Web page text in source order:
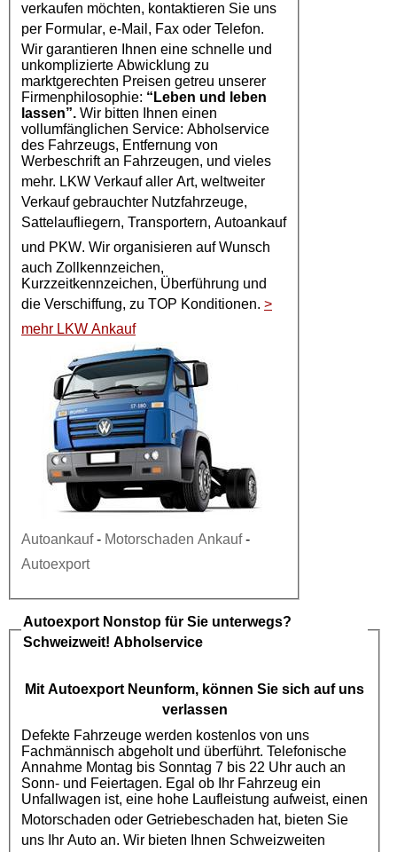
verkaufen möchten, kontaktieren Sie uns
per Formular, e-Mail, Fax oder Telefon.
Wir garantieren Ihnen eine schnelle und
unkomplizierte Abwicklung zu
marktgerechten Preisen getreu unserer
Firmenphilosophie: “Leben und leben
lassen”. Wir bitten Ihnen einen
vollumfänglichen Service: Abholservice
des Fahrzeugs, Entfernung von
Werbeschrift an Fahrzeugen, und vieles
mehr. LKW Verkaufaller Art, weltweiter
Verkauf gebrauchter Nutzfahrzeuge,
Sattelaufliegern, Transportern, Autoankauf
und PKW. Wir organisieren auf Wunsch
auch Zollkennzeichen,
Kurzzeitkennzeichen, Überführung und
die Verschiffung, zu TOP Konditionen. >
mehr LKW Ankauf
Autoankauf- Motorschaden Ankauf-
Autoexport
Autoexport Nonstop für Sie unterwegs?
Schweizweit! Abholservice
Mit Autoexport Neunform, können Sie sich auf uns
verlassen
Defekte Fahrzeuge werden kostenlos von uns
Fachmännisch abgeholt und überführt. Telefonische
Annahme Montag bis Sonntag 7 bis 22 Uhr auch an
Sonn- und Feiertagen. Egal ob Ihr Fahrzeug ein
Unfallwagen ist, eine hohe Laufleistung aufweist, einen
Motorschaden oder Getriebeschaden hat, bieten Sie
uns Ihr Auto an. Wir bieten Ihnen Schweizweiten